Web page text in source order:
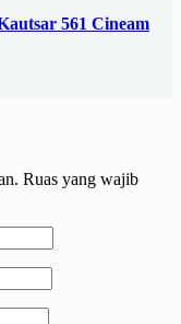
561 Cineam
Ruas yang wajib